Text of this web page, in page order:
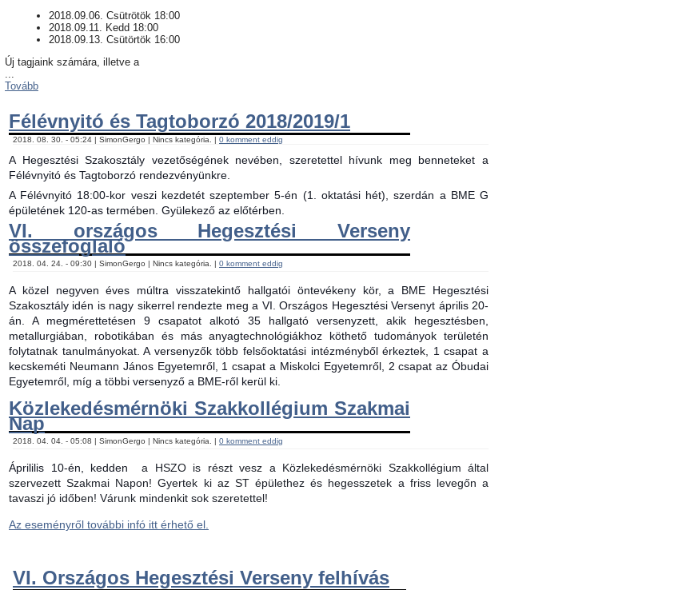
​2018.09.06. Csütrötök 18:00
2018.09.11. Kedd 18:00
2018.09.13. Csütörtök 16:00
Új tagjaink számára, illetve a
...
Tovább
Félévnyitó és Tagtoborzó 2018/2019/1
2018. 08. 30. - 05:24 | SimonGergo | Nincs kategória. | 0 komment eddig
A Hegesztési Szakosztály vezetőségének nevében, szeretettel hívunk meg benneteket a
Félévnyitó és Tagtoborzó rendezvényünkre.
A Félévnyitó 18:00-kor veszi kezdetét szeptember 5-én (1. oktatási hét), szerdán a BME G
épületének 120-as termében. Gyülekező az előtérben.
VI. országos Hegesztési Verseny
összefoglaló
2018. 04. 24. - 09:30 | SimonGergo | Nincs kategória. | 0 komment eddig
A közel negyven éves múltra visszatekintő hallgatói öntevékeny kör, a BME Hegesztési
Szakosztály idén is nagy sikerrel rendezte meg a VI. Országos Hegesztési Versenyt április 20-
án. A megmérettetésen 9 csapatot alkotó 35 hallgató versenyzett, akik hegesztésben,
metallurgiában, robotikában és más anyagtechnológiákhoz köthető tudományok területén
folytatnak tanulmányokat. A versenyzők több felsőoktatási intézményből érkeztek, 1 csapat a
kecskeméti Neumann János Egyetemről, 1 csapat a Miskolci Egyetemről, 2 csapat az Óbudai
Egyetemről, míg a többi versenyző a BME-ről kerül ki.
Közlekedésmérnöki Szakkollégium Szakmai
Nap
2018. 04. 04. - 05:08 | SimonGergo | Nincs kategória. | 0 komment eddig
Áprililis 10-én, kedden
a HSZO is részt vesz a Közlekedésmérnöki Szakkollégium által
szervezett Szakmai Napon! Gyertek ki az ST épülethez és hegesszetek a friss levegőn a
tavaszi jó időben! Várunk mindenkit sok szeretettel!
Az eseményről további infó itt érhető el.
VI. Országos Hegesztési Verseny felhívás